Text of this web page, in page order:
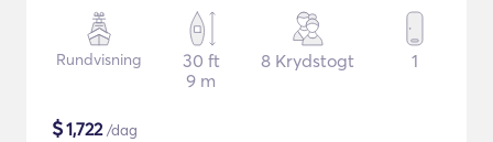
Rundvisning
30 ft
9 m
8 Krydstogt 1
$1,722/dag